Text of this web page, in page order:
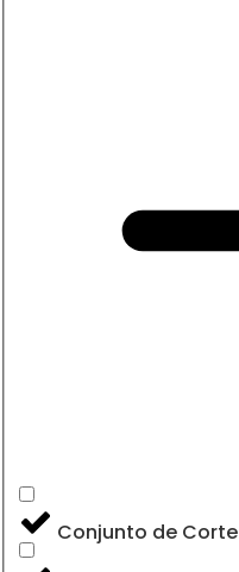
Conjunto de Corte